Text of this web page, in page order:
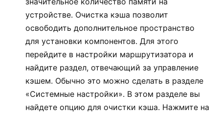
устройстве. Очистка кэша позволит
освободить дополнительное пространство
для установки компонентов. Для этого
перейдите в настройки маршрутизатора и
найдите раздел, отвечающий за управление
кэшем. Обычно это можно сделать в разделе
«Системные настройки». В этом разделе вы
найдете опцию для очистки кэша. Нажмите на